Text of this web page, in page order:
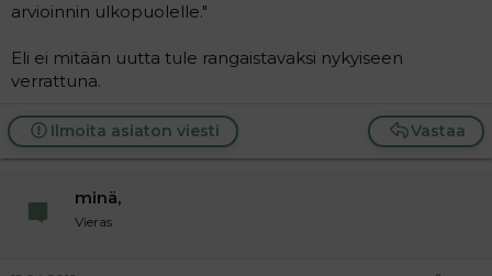
arvioinnin ulkopuolelle."
Eli ei mitään uutta tule rangaistavaksi nykyiseen
verrattuna.
Vastaa
Ilmoita asiaton viesti
minä,
Vieras